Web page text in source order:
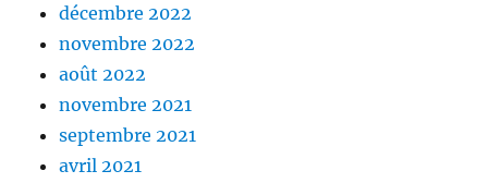
décembre 2022
novembre 2022
août 2022
novembre 2021
septembre 2021
avril 2021